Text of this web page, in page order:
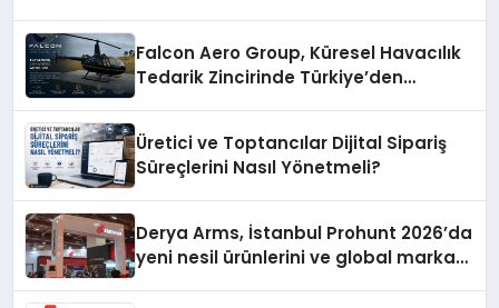
Falcon Aero Group, Küresel Havacılık
Tedarik Zincirinde Türkiye’den
Üretici ve Toptancılar Dijital Sipariş
Süreçlerini Nasıl Yönetmeli?
Derya Arms, İstanbul Prohunt 2026’da
yeni nesil ürünlerini ve global marka